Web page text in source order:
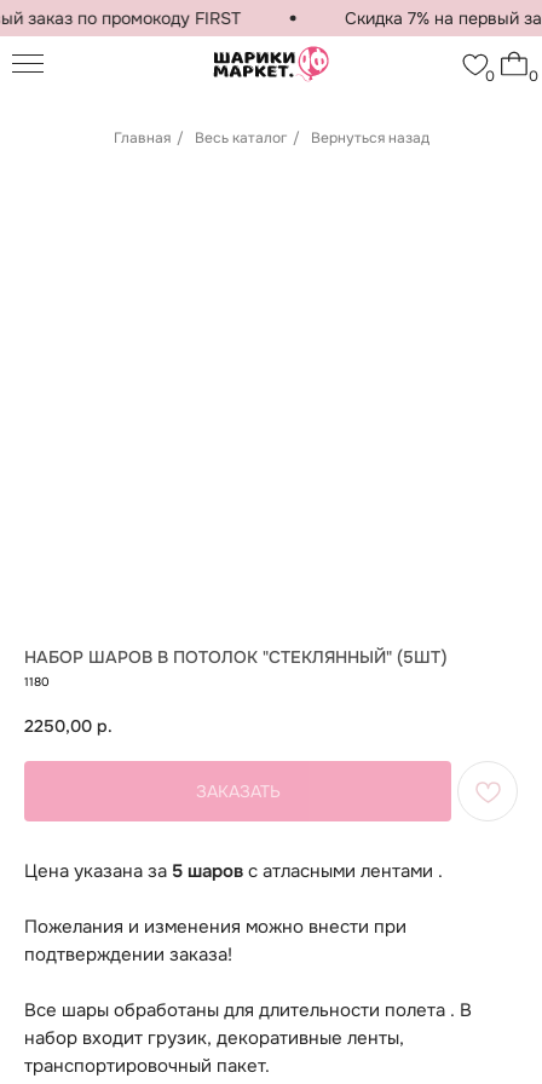
заказ по промокоду FIRST Скидка 7% на первый
0
0
Главная / Весь каталог / Вернуться назад
НАБОР ШАРОВ В ПОТОЛОК "СТЕКЛЯННЫЙ" (5ШТ)
1180
2250,00 р.
ЗАКАЗАТЬ
Цена указана за 5 шаров с атласными лентами .
Пожелания и изменения можно внести при
подтверждении заказа!
Все шары обработаны для длительности полета . В
набор входит грузик, декоративные ленты,
транспортировочный пакет.